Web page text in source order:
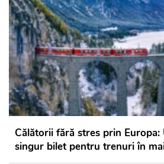
Călătorii fără stres prin Europa:
singur bilet pentru trenuri în